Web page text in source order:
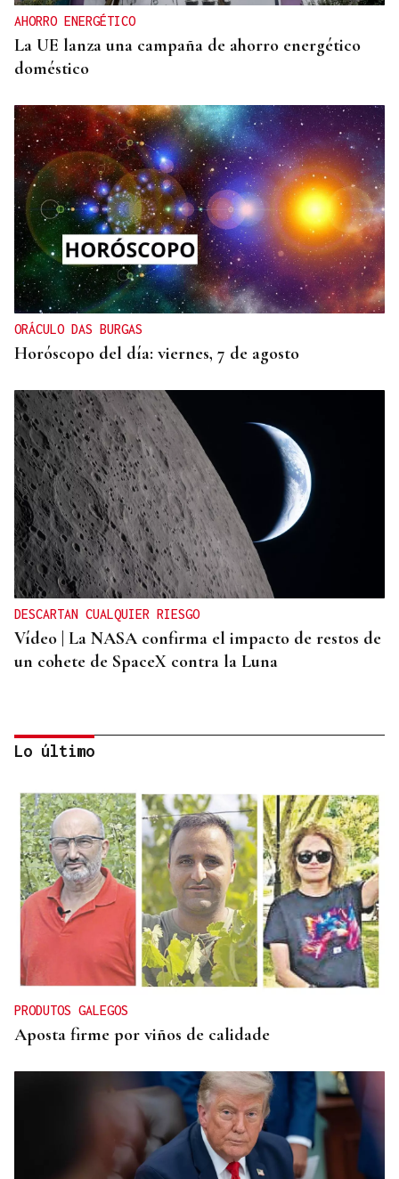
AHORRO ENERGÉTICO
La UE lanza una campaña de ahorro energético
doméstico
ORÁCULO DAS BURGAS
Horóscopo del día: viernes, 7 de agosto
DESCARTAN CUALQUIER RIESGO
Vídeo | La NASA confirma el impacto de restos de
un cohete de SpaceX contra la Luna
ORÁCULO DAS BURGAS
Horóscopo del día: jueves, 6 de agosto
Lo último
PRODUTOS GALEGOS
Aposta firme por viños de calidade